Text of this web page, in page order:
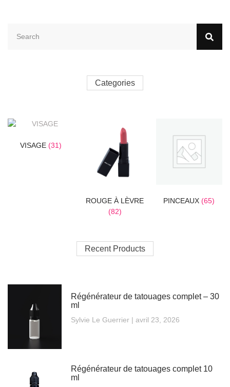
Categories
VISAGE(31)
ROUGE À LÈVRE
(82)
PINCEAUX(65)
Recent Products
Régénérateur de tatouages complet – 30
ml
Sylvie Le Guerrier avril 23, 2026
Régénérateur de tatouages complet 10
ml